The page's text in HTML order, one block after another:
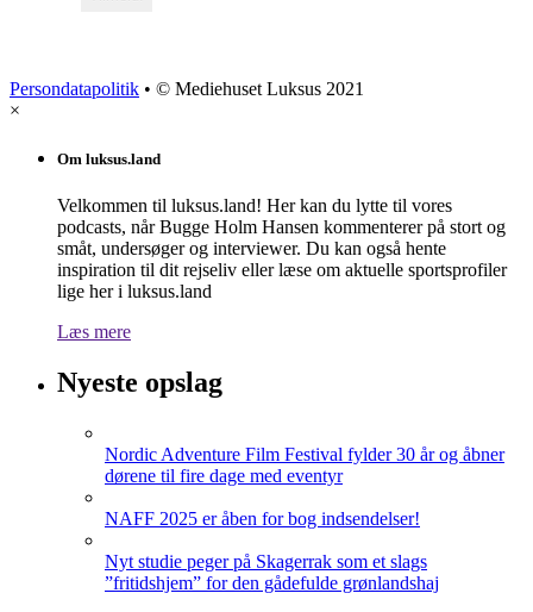
Persondatapolitik • © Mediehuset Luksus 2021
×
Om luksus.land
Velkommen til luksus.land! Her kan du lytte til vores
podcasts, når Bugge Holm Hansen kommenterer på stort og
småt, undersøger og interviewer. Du kan også hente
inspiration til dit rejseliv eller læse om aktuelle sportsprofiler
lige her i luksus.land
Læs mere
Nyeste opslag
Nordic Adventure Film Festival fylder 30 år og åbner
dørene til fire dage med eventyr
NAFF 2025 er åben for bog indsendelser!
Nyt studie peger på Skagerrak som et slags
”fritidshjem” for den gådefulde grønlandshaj